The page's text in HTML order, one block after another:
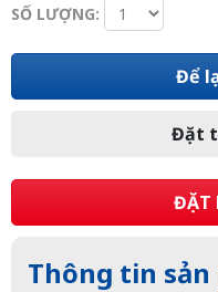
SỐ LƯỢNG:
Để
Đặt
ĐẶT
Thông tin sản